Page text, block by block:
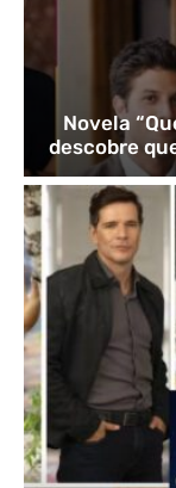
Novela
descobre